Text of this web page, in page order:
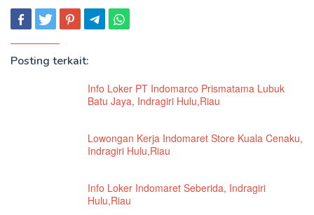
Posting terkait:
Info Loker PT Indomarco Prismatama Lubuk
Batu Jaya, Indragiri Hulu,Riau
Lowongan Kerja Indomaret Store Kuala Cenaku,
Indragiri Hulu,Riau
Info Loker Indomaret Seberida, Indragiri
Hulu,Riau